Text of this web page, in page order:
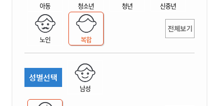
아동 청소년 청년 신중년
노인 복합
전체보기
성별선택
남성